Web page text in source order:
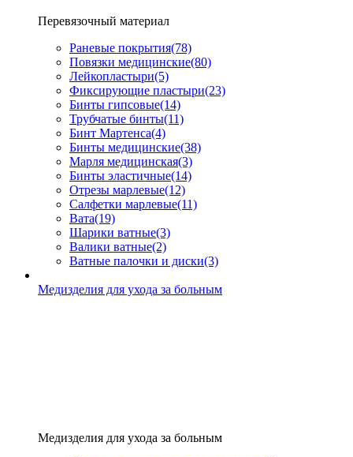
Перевязочный материал
Раневые покрытия(78)
Повязки медицинские(80)
Лейкопластыри(5)
Фиксирующие пластыри(23)
Бинты гипсовые(14)
Трубчатые бинты(11)
Бинт Мартенса(4)
Бинты медицинские(38)
Марля медицинская(3)
Бинты эластичные(14)
Отрезы марлевые(12)
Салфетки марлевые(11)
Вата(19)
Шарики ватные(3)
Валики ватные(2)
Ватные палочки и диски(3)
Медизделия для ухода за больным
Медизделия для ухода за больным